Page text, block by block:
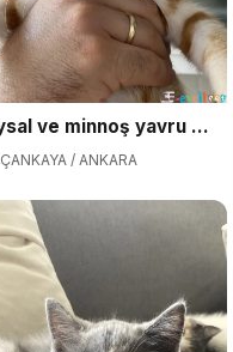
Uysal ve minnoş yavru kedi
ÇANKAYA / ANKARA